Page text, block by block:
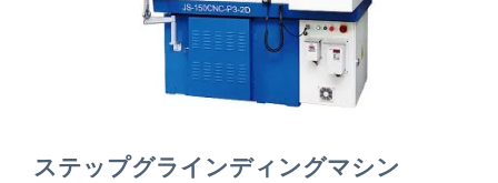
ステップグラインディングマシン